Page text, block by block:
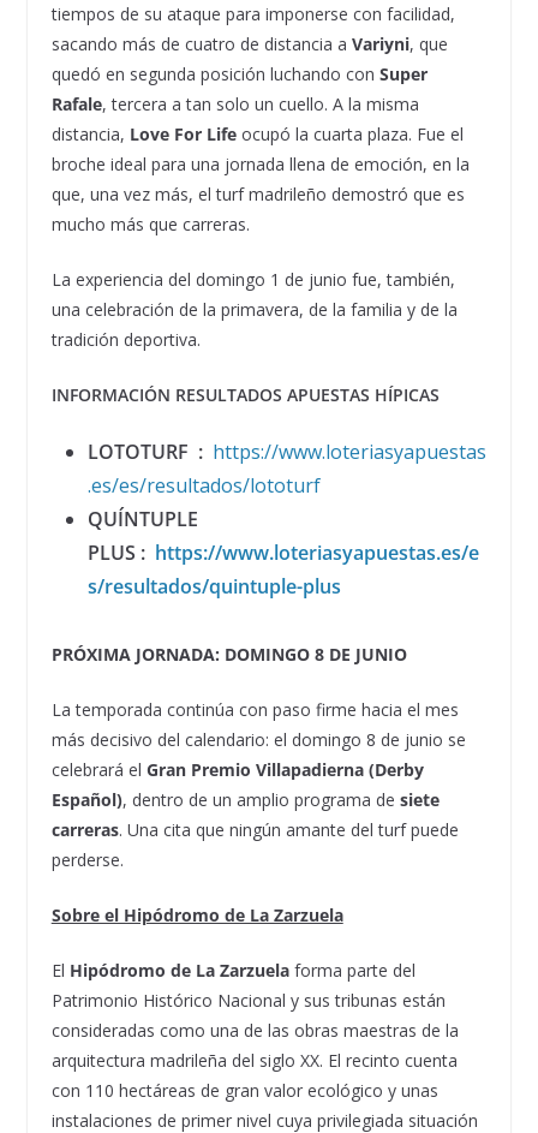
tiempos de su ataque para imponerse con facilidad,
sacando más de cuatro de distancia a Variyni, que
quedó en segunda posición luchando con Super
Rafale, tercera a tan solo un cuello. A la misma
distancia, Love For Lifeocupó la cuarta plaza. Fue el
broche ideal para una jornada llena de emoción, en la
que, una vez más, el turf madrileño demostró que es
mucho más que carreras.
La experiencia del domingo 1 de junio fue, también,
una celebración de la primavera, de la familia y de la
tradición deportiva.
INFORMACIÓN RESULTADOS APUESTAS HÍPICAS
LOTOTURF : https://www.loteriasyapuestas
.es/es/resultados/lototurf
QUÍNTUPLE
PLUS : https://www.loteriasyapuestas.es/e
s/resultados/quintuple-plus
PRÓXIMA JORNADA: DOMINGO 8 DE JUNIO
La temporada continúa con paso firme hacia el mes
más decisivo del calendario: el domingo 8 de junio se
celebrará el Gran Premio Villapadierna (Derby
Español), dentro de un amplio programa de siete
carreras. Una cita que ningún amante del turf puede
perderse.
Sobre el Hipódromo de La Zarzuela
El Hipódromo de La Zarzuelaforma parte del
Patrimonio Histórico Nacional y sus tribunas están
consideradas como una de las obras maestras de la
arquitectura madrileña del siglo XX. El recinto cuenta
con 110 hectáreas de gran valor ecológico y unas
instalaciones de primer nivel cuya privilegiada situación